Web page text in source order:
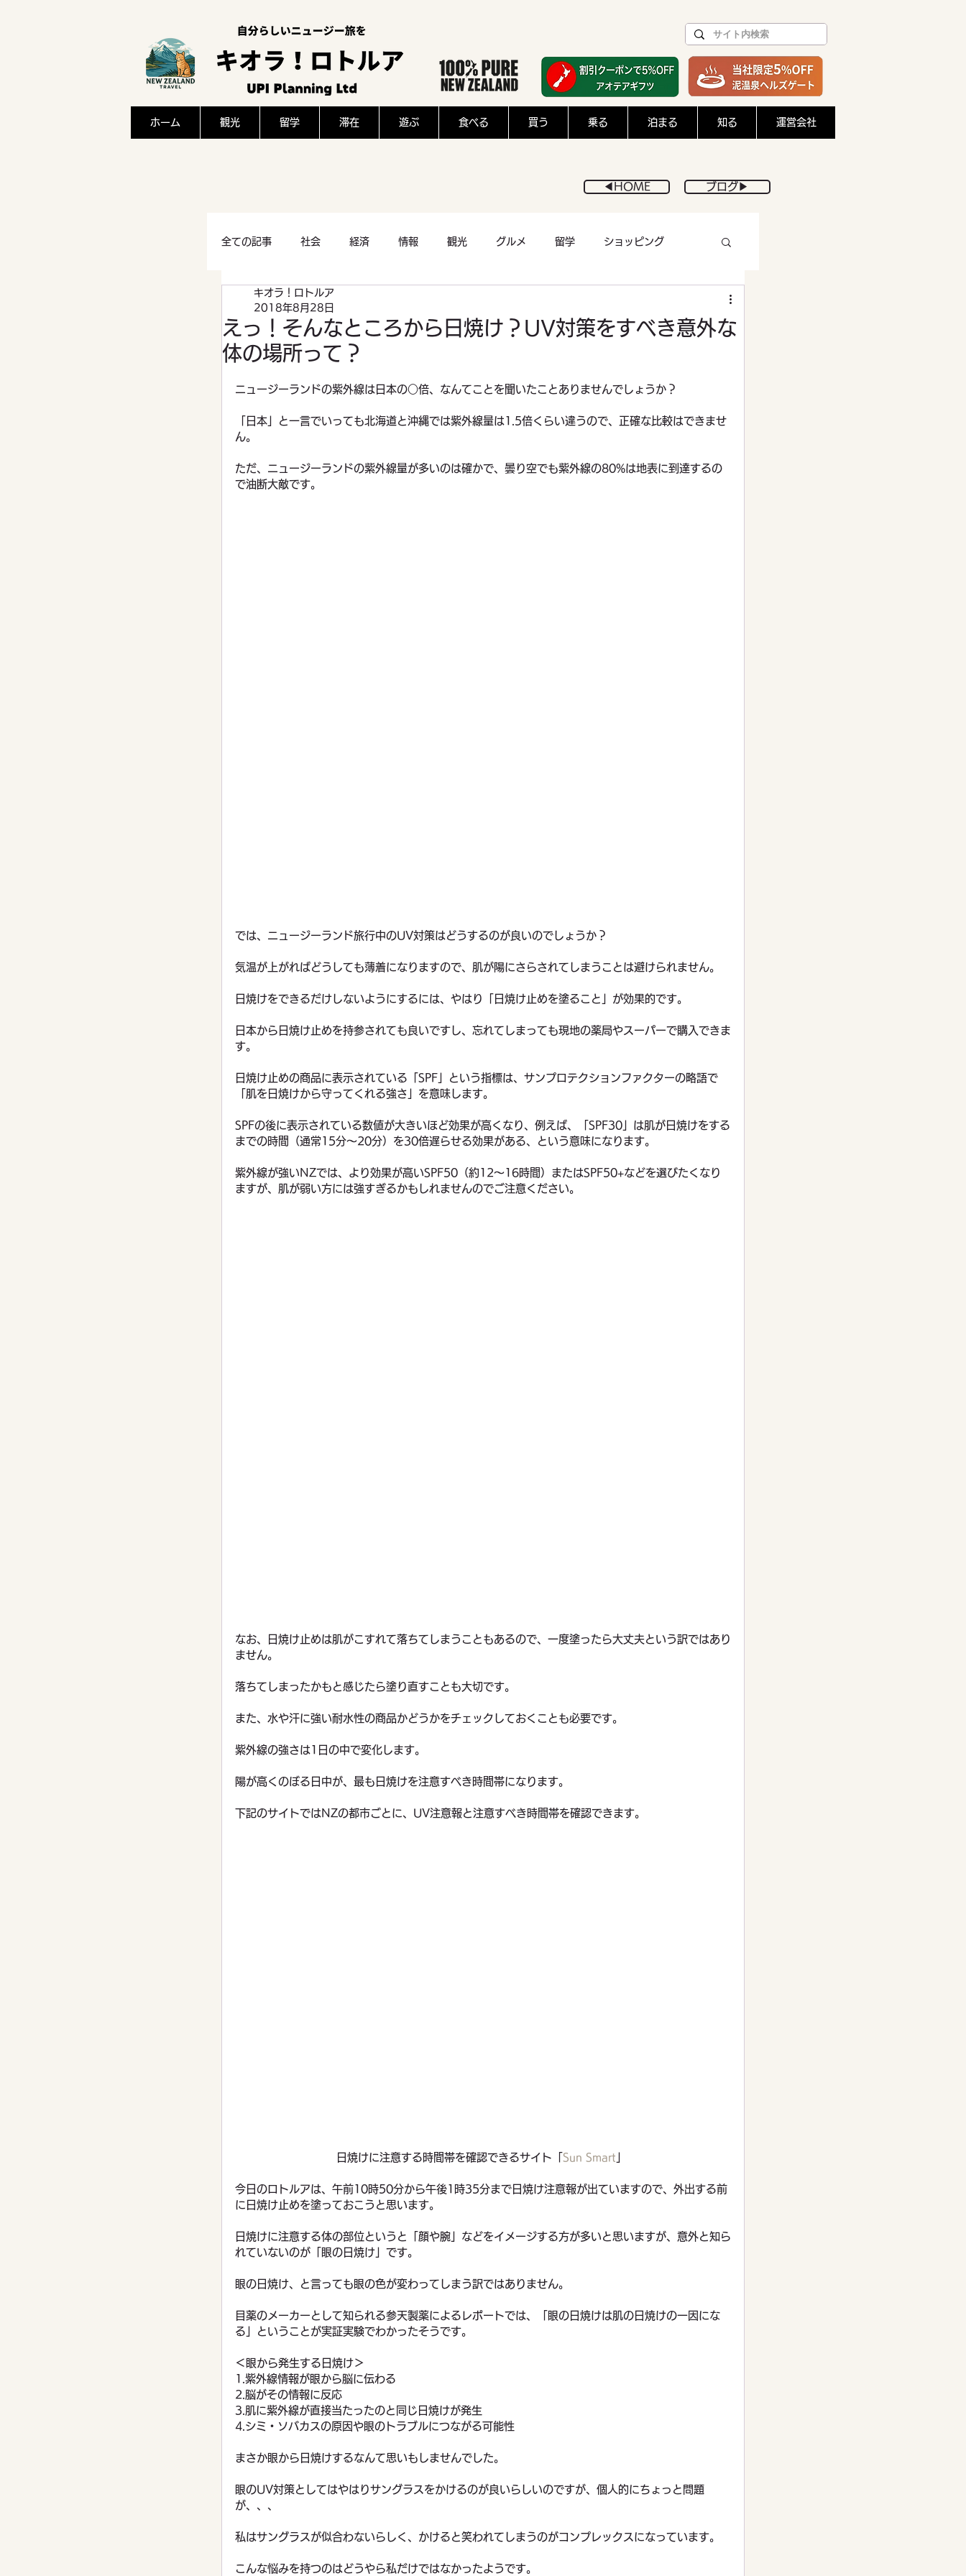
ホーム 観光 留学 滞在 遊ぶ 食べる 買う 乗る 泊まる 知る 運営会社
◀︎HOME ブログ▶︎
全ての記事 社会 経済 情報 観光 グルメ 留学 ショッピング
感想 文化
家庭菜園 料理
えっ！そんなところから日焼け？UV対策をすべき意外な
体の場所って？
キオラ！ロトルア
2018年8月28日
ニュージーランドの紫外線は日本の○倍、なんてことを聞いたことありませんでしょうか？
「日本」と一言でいっても北海道と沖縄では紫外線量は1.5倍くらい違うので、正確な比較はできませ
ん。
ただ、ニュージーランドの紫外線量が多いのは確かで、曇り空でも紫外線の80%は地表に到達するの
で油断大敵です。
では、ニュージーランド旅行中のUV対策はどうするのが良いのでしょうか？
気温が上がればどうしても薄着になりますので、肌が陽にさらされてしまうことは避けられません。
日焼けをできるだけしないようにするには、やはり「日焼け止めを塗ること」が効果的です。
日本から日焼け止めを持参されても良いですし、忘れてしまっても現地の薬局やスーパーで購入できま
す。
日焼け止めの商品に表示されている「SPF」という指標は、サンプロテクションファクターの略語で
「肌を日焼けから守ってくれる強さ」を意味します。
SPFの後に表示されている数値が大きいほど効果が高くなり、例えば、「SPF30」は肌が日焼けをする
までの時間（通常15分〜20分）を30倍遅らせる効果がある、という意味になります。
紫外線が強いNZでは、より効果が高いSPF50（約12〜16時間）またはSPF50+などを選びたくなり
ますが、肌が弱い方には強すぎるかもしれませんのでご注意ください。
なお、日焼け止めは肌がこすれて落ちてしまうこともあるので、一度塗ったら大丈夫という訳ではあり
ません。
落ちてしまったかもと感じたら塗り直すことも大切です。
また、水や汗に強い耐水性の商品かどうかをチェックしておくことも必要です。
紫外線の強さは1日の中で変化します。
陽が高くのぼる日中が、最も日焼けを注意すべき時間帯になります。
下記のサイトではNZの都市ごとに、UV注意報と注意すべき時間帯を確認できます。
日焼けに注意する時間帯を確認できるサイト「 Sun Smart
今日のロトルアは、午前10時50分から午後1時35分まで日焼け注意報が出ていますので、外出する前
に日焼け止めを塗っておこうと思います。
日焼けに注意する体の部位というと「顔や腕」などをイメージする方が多いと思いますが、意外と知ら
れていないのが「眼の日焼け」です。
眼の日焼け、と言っても眼の色が変わってしまう訳ではありません。
目薬のメーカーとして知られる参天製薬によるレポートでは、「眼の日焼けは肌の日焼けの一因にな
る」ということが実証実験でわかったそうです。
＜眼から発生する日焼け＞
1.紫外線情報が眼から脳に伝わる
2.脳がその情報に反応
3.肌に紫外線が直接当たったのと同じ日焼けが発生
4.シミ・ソバカスの原因や眼のトラブルにつながる可能性
まさか眼から日焼けするなんて思いもしませんでした。
眼のUV対策としてはやはりサングラスをかけるのが良いらしいのですが、個人的にちょっと問題
が、、、
私はサングラスが似合わないらしく、かけると笑われてしまうのがコンプレックスになっています。
こんな悩みを持つのはどうやら私だけではなかったようです。